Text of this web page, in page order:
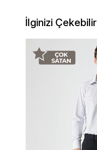
İlginizi Çekebilir